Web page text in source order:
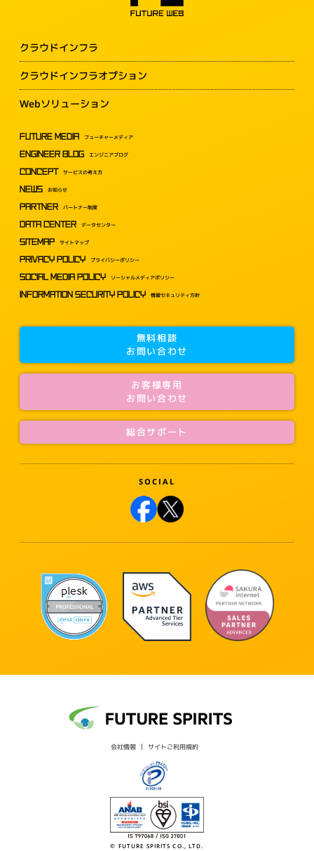
クラウドインフラ
クラウドインフラオプション
Webソリューション
FUTURE MEDIA フューチャーメディア
ENGINEER BLOG エンジニアブログ
CONCEPT サービスの考え方
NEWS お知らせ
PARTNER パートナー制度
DATA CENTER データセンター
SITEMAP サイトマップ
PRIVACY POLICY プライバシーポリシー
SOCIAL MEDIA POLICY ソーシャルメディアポリシー
INFORMATION SECURITY POLICY 情報セキュリティ方針
無料相談
お問い合わせ
お客様専用
お問い合わせ
総合サポート
会社情報 サイトご利用規約
© FUTURE SPIRITS CO., LTD.